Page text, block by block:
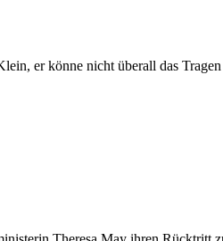
er könne nicht überall das